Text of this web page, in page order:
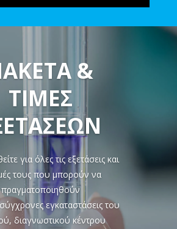
&
ΤΙΜΕΣ
για όλες τις εξετάσεις και
τους που μπορούν να
πραγματοποιηθούν
εγκαταστάσεις του
διαγνωστικού κέντρου